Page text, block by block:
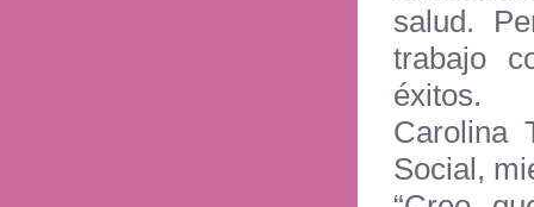
salud.
trabajo
éxitos.
Carolina
Social,